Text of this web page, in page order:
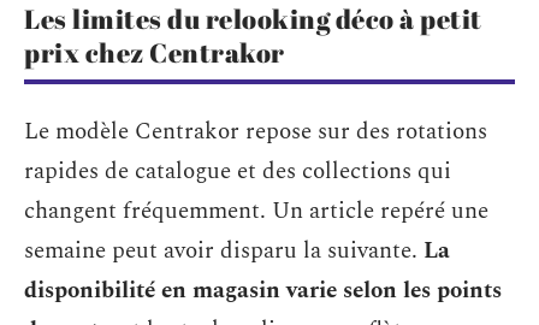
Les limites du relooking déco à petit
prix chez Centrakor
Le modèle Centrakor repose sur des rotations
rapides de catalogue et des collections qui
changent fréquemment. Un article repéré une
semaine peut avoir disparu la suivante. La
disponibilité en magasin varie selon les points